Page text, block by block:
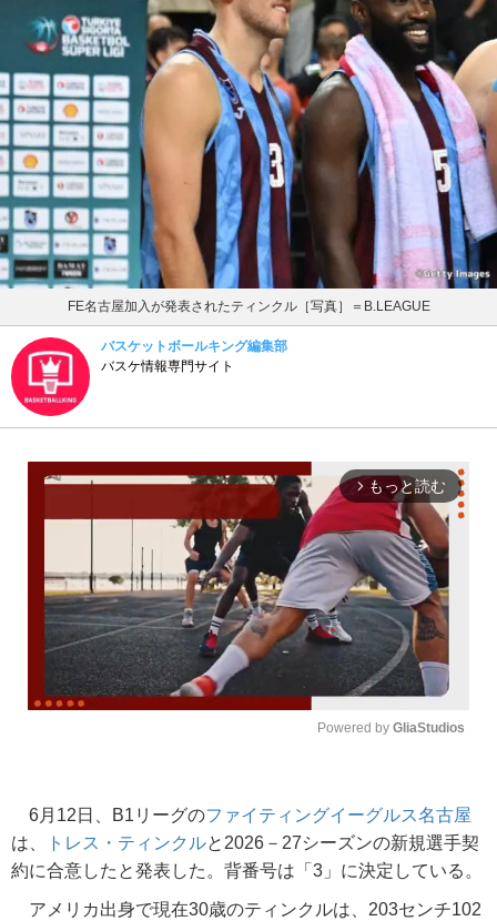
FE名古屋加入が発表されたティンクル［写真］＝B.LEAGUE
バスケットボールキング編集部
バスケ情報専門サイト
arrow_forward_ios もっと読む
Powered by GliaStudios
6月12日、B1リーグのファイティングイーグルス名古屋
は、
トレス・ティンクルと2026－27シーズンの新規選手契
約に合意したと発表した。背番号は「3」に決定している。
アメリカ出身で現在30歳のティンクルは、203センチ102